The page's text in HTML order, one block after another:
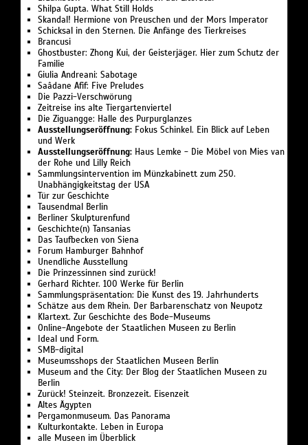
Shilpa Gupta. What Still Holds
Skandal! Hermione von Preuschen und der Mors Imperator
Schicksal in den Sternen. Die Anfänge des Tierkreises
Brancusi
Ghostbuster: Zhong Kui, der Geisterjäger. Hier zum Schutz der
Familie
Giulia Andreani: Sabotage
Saâdane Afif: Five Preludes
Die Pazzi-Verschwörung
Zeitreise ins alte Tiergartenviertel
Die Ziguangge: Halle des Purpurglanzes
Ausstellungseröffnung: Fokus Schinkel. Ein Blick auf Leben
und Werk
Ausstellungseröffnung: Haus Lemke - Die Möbel von Mies van
der Rohe und Lilly Reich
Sammlungsintervention im Münzkabinett zum 250.
Unabhängigkeitstag der USA
Tür zur Geschichte
Tausendmal Berlin
Berliner Skulpturenfund
Geschichte(n) Tansanias
Das Taufbecken von Siena
Forum Hamburger Bahnhof
Unendliche Ausstellung
Die Prinzessinnen sind zurück!
Gerhard Richter. 100 Werke für Berlin
Sammlungspräsentation: Die Kunst des 19. Jahrhunderts
Schätze aus dem Rhein. Der Barbarenschatz von Neupotz
Klartext. Zur Geschichte des Bode-Museums
Online-Angebote der Staatlichen Museen zu Berlin
Ideal und Form.
SMB-digital
Museumsshops der Staatlichen Museen Berlin
Museum and the City: Der Blog der Staatlichen Museen zu
Berlin
Zurück! Steinzeit. Bronzezeit. Eisenzeit
Altes Ägypten
Pergamonmuseum. Das Panorama
Kulturkontakte. Leben in Europa
alle Museen im Überblick